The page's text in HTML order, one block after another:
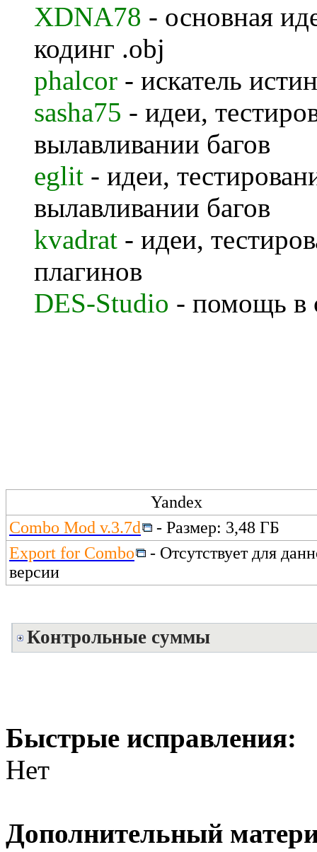
XDNA78 - основная
кодинг .obj
phalcor - искатель
sasha75 - идеи,
вылавливании багов
eglit - идеи,
вылавливании багов
kvadrat - идеи,
плагинов
DES-Studio - помощь в
Yandex
Combo Mod v.3.7d
- Размер: 3,48 ГБ
Export for Combo
- Отсутствует для
версии
Контрольные суммы
Быстрые исправления:
Нет
Дополнительный